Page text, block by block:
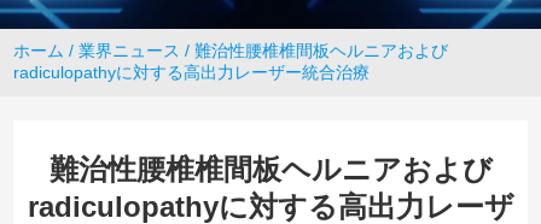
ホーム /業界ニュース / 難治性腰椎椎間板ヘルニアおよび
radiculopathyに対する高出力レーザー統合治療
難治性腰椎椎間板ヘルニアおよび
radiculopathyに対する高出力レーザ